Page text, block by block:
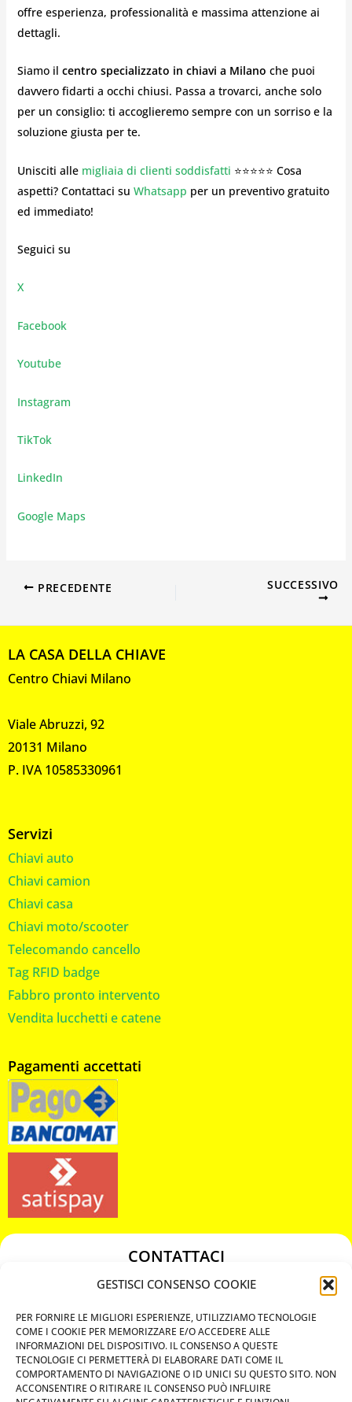
GESTISCI CONSENSO COOKIE
PER FORNIRE LE MIGLIORI ESPERIENZE, UTILIZZIAMO TECNOLOGIE
COME I COOKIE PER MEMORIZZARE E/O ACCEDERE ALLE
INFORMAZIONI DEL DISPOSITIVO. IL CONSENSO A QUESTE
TECNOLOGIE CI PERMETTERÀ DI ELABORARE DATI COME IL
COMPORTAMENTO DI NAVIGAZIONE O ID UNICI SU QUESTO SITO. NON
ACCONSENTIRE O RITIRARE IL CONSENSO PUÒ INFLUIRE
offre esperienza, professionalità e massima attenzione ai
dettagli.
Siamo il centro specializzato in chiavi a Milano che puoi
davvero fidarti a occhi chiusi. Passa a trovarci, anche solo
per un consiglio: ti accoglieremo sempre con un sorriso e la
soluzione giusta per te.
Unisciti alle migliaia di clienti soddisfatti ⭐⭐⭐⭐⭐ Cosa
aspetti? Contattaci su Whatsapp per un preventivo gratuito
ed immediato!
Seguici su
X
Facebook
Youtube
Instagram
TikTok
LinkedIn
Google Maps
PRECEDENTE SUCCESSIVO
LA CASA DELLA CHIAVE
Centro Chiavi Milano
Viale Abruzzi, 92
20131 Milano
P. IVA 10585330961
Servizi
Chiavi auto
Chiavi camion
Chiavi casa
Chiavi moto/scooter
Telecomando cancello
Tag RFID badge
Fabbro pronto intervento
Vendita lucchetti e catene
Pagamenti accettati
CONTATTACI
349 3863811
chiavicodificate@gmail.com
Privacy Policy